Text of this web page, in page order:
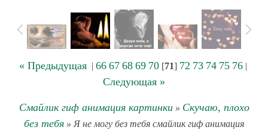
« Предыдущая| 66 67 68 69 70[71] 72 73 74 75 76|
Следующая »
Смайлик гиф анимация картинки» Скучаю, плохо
без тебя » Я не могу без тебя смайлик гиф анимация